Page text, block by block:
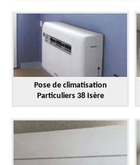
Pose de climatisation
Particuliers 38 Isère